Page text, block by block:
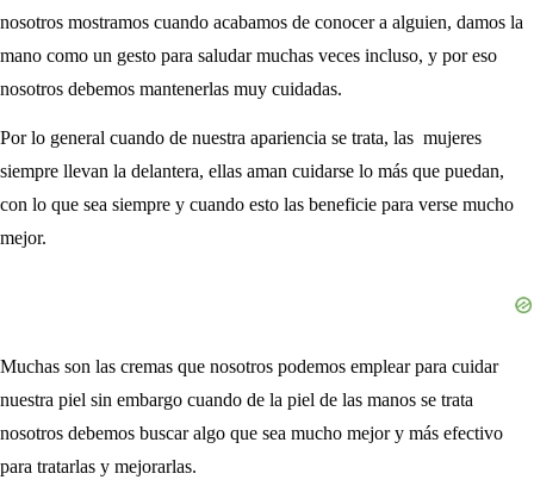
nosotros mostramos cuando acabamos de conocer a alguien, damos la
mano como un gesto para saludar muchas veces incluso, y por eso
nosotros debemos mantenerlas muy cuidadas.
Por lo general cuando de nuestra apariencia se trata, las mujeres
siempre llevan la delantera, ellas aman cuidarse lo más que puedan,
con lo que sea siempre y cuando esto las beneficie para verse mucho
mejor.
Muchas son las cremas que nosotros podemos emplear para cuidar
nuestra piel sin embargo cuando de la piel de las manos se trata
nosotros debemos buscar algo que sea mucho mejor y más efectivo
para tratarlas y mejorarlas.